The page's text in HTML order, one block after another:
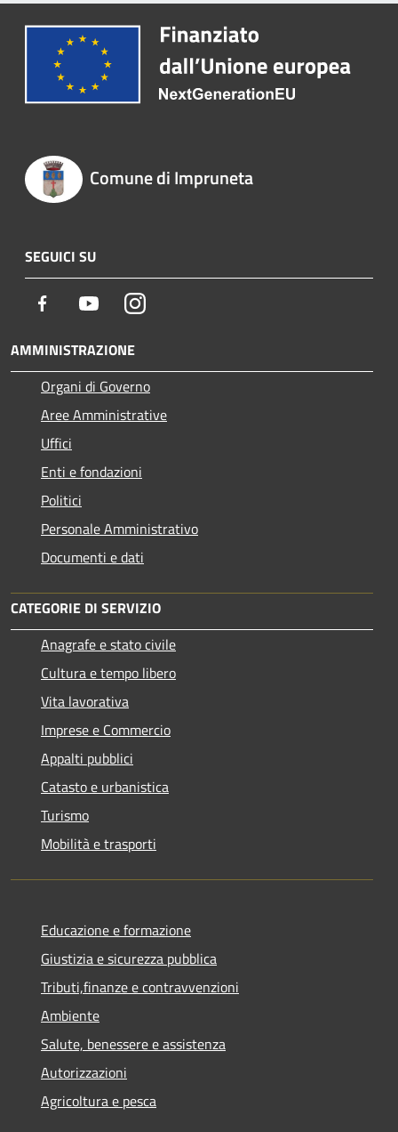
Comune di Impruneta
SEGUICI SU
Facebook YoutubeInstagram
AMMINISTRAZIONE
Organi di Governo
Aree Amministrative
Uffici
Enti e fondazioni
Politici
Personale Amministrativo
Documenti e dati
CATEGORIE DI SERVIZIO
Anagrafe e stato civile
Cultura e tempo libero
Vita lavorativa
Imprese e Commercio
Appalti pubblici
Catasto e urbanistica
Turismo
Mobilità e trasporti
Educazione e formazione
Giustizia e sicurezza pubblica
Tributi,finanze e contravvenzioni
Ambiente
Salute, benessere e assistenza
Autorizzazioni
Agricoltura e pesca